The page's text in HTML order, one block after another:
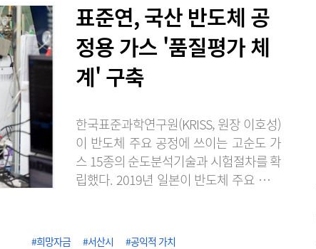
표준연, 국산 반도체 공
정용 가스 '품질평가 체
계' 구축
한국표준과학연구원(KRISS, 원장 이호성)
이 반도체 주요 공정에 쓰이는 고순도 가
스 15종의 순도분석기술과 시험절차를 확
립했다. 2019년 일본이 반도체 주요 소재
서 반도체 소재의 국산화와 공급망 다변화
#희망자금 #서산시 #공익적 가치